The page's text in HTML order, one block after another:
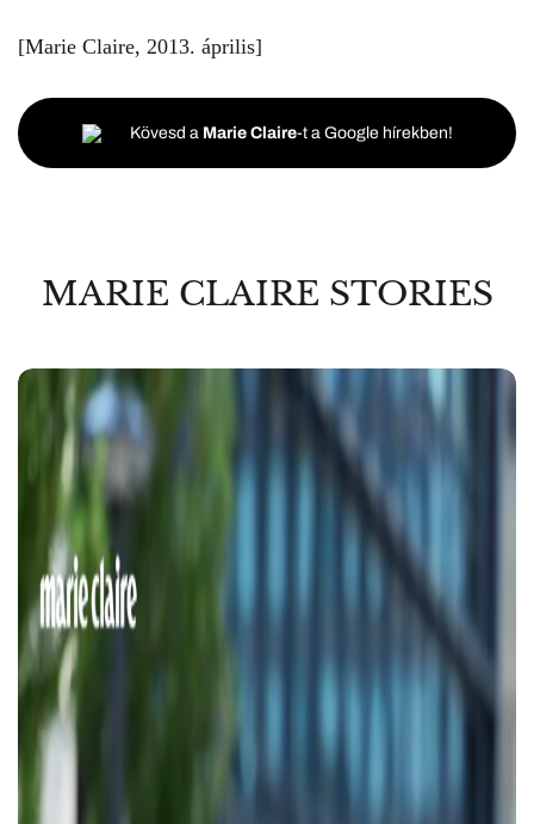
[Marie Claire, 2013. április]
Kövesd a Marie Claire-t a Google hírekben!
MARIE CLAIRE STORIES